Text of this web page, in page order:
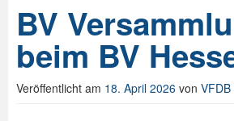
Relais
Downloads
Spenden
BV
beim BV
Veröffentlicht am 18. April 2026 von